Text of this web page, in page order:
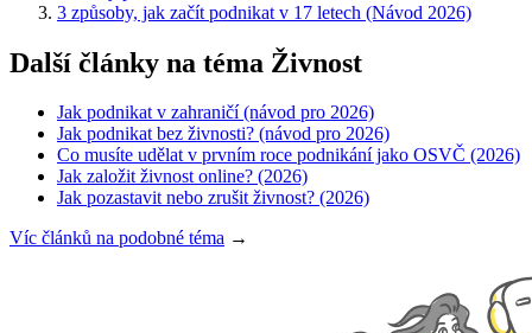
3 způsoby, jak začít podnikat v 17 letech (Návod 2026)
Další články na téma Živnost
Jak podnikat v zahraničí (návod pro 2026)
Jak podnikat bez živnosti? (návod pro 2026)
Co musíte udělat v prvním roce podnikání jako OSVČ (2026)
Jak založit živnost online? (2026)
Jak pozastavit nebo zrušit živnost? (2026)
Víc článků na podobné téma →